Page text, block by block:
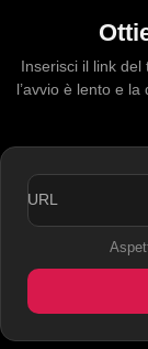
Inserisci il link
l’avvio è lento e
URL